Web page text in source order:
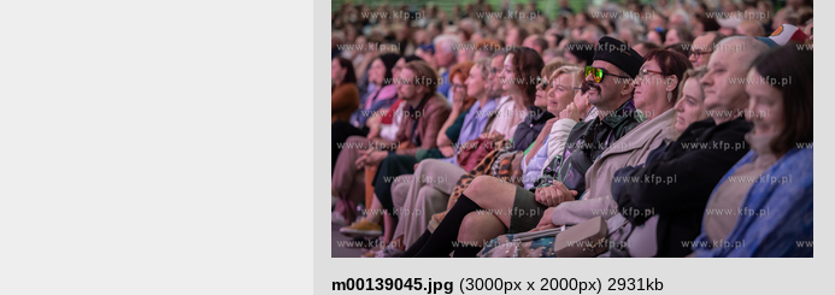
m00139045.jpg (3000px x 2000px) 2931kb